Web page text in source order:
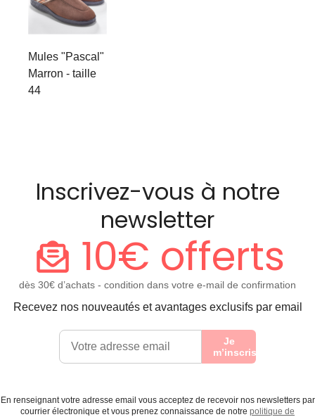
Mules "Pascal"
Marron - taille
44
Inscrivez-vous à notre
newsletter
10€ offerts
dès 30€ d’achats - condition dans votre e-mail de confirmation
Recevez nos nouveautés et avantages exclusifs par email
Je
m’inscris
En renseignant votre adresse email vous acceptez de recevoir nos newsletters par
courrier électronique et vous prenez connaissance de notre politique de